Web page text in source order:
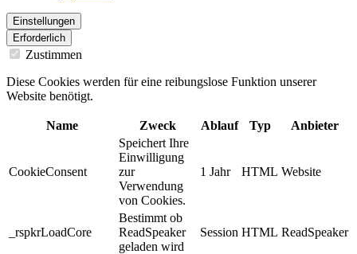
Einstellungen
Erforderlich
Zustimmen
Diese Cookies werden für eine reibungslose Funktion unserer
Website benötigt.
Name Zweck Ablauf Typ Anbieter
CookieConsent
Speichert Ihre
Einwilligung
zur
Verwendung
von Cookies.
1 Jahr HTML Website
_rspkrLoadCore
Bestimmt ob
ReadSpeaker
geladen wird
Session HTML ReadSpeaker